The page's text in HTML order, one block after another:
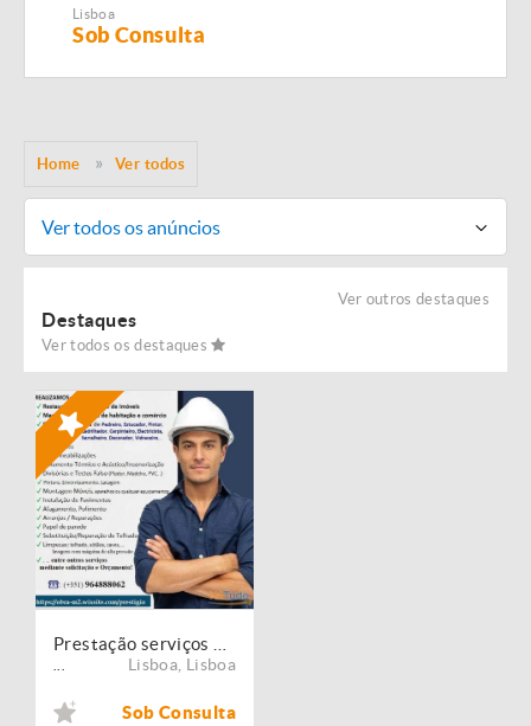
Remodelação de
imóveis!
Lisboa
Sob Consulta
Home Ver todos
Ver todos os anúncios
Ver outros destaques
Destaques
Ver todos os destaques
Lisboa Lisboa
Sob Consulta